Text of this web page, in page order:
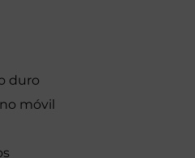
duro
móvil